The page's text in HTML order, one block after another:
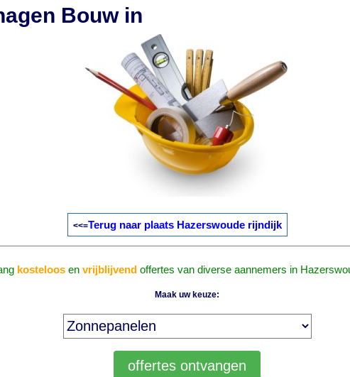
Bouw in
<<=Terug naar plaats Hazerswoude rijndijk
kosteloos envrijblijvend offertes van diverse aannemers in
Maak uw keuze: